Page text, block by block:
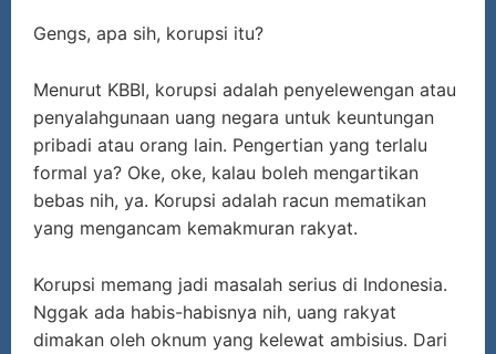
Gengs, apa sih, korupsi itu?
Menurut KBBI, korupsi adalah penyelewengan atau
penyalahgunaan uang negara untuk keuntungan
pribadi atau orang lain. Pengertian yang terlalu
formal ya? Oke, oke, kalau boleh mengartikan
bebas nih, ya. Korupsi adalah racun mematikan
yang mengancam kemakmuran rakyat.
Korupsi memang jadi masalah serius di Indonesia.
Nggak ada habis-habisnya nih, uang rakyat
dimakan oleh oknum yang kelewat ambisius. Dari